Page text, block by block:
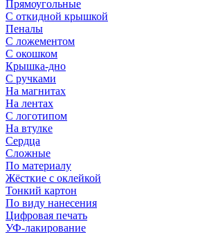
Прямоугольные
С откидной крышкой
Пеналы
С ложементом
С окошком
Крышка-дно
С ручками
На магнитах
На лентах
С логотипом
На втулке
Сердца
Сложные
По материалу
Жёсткие с оклейкой
Тонкий картон
По виду нанесения
Цифровая печать
УФ-лакирование